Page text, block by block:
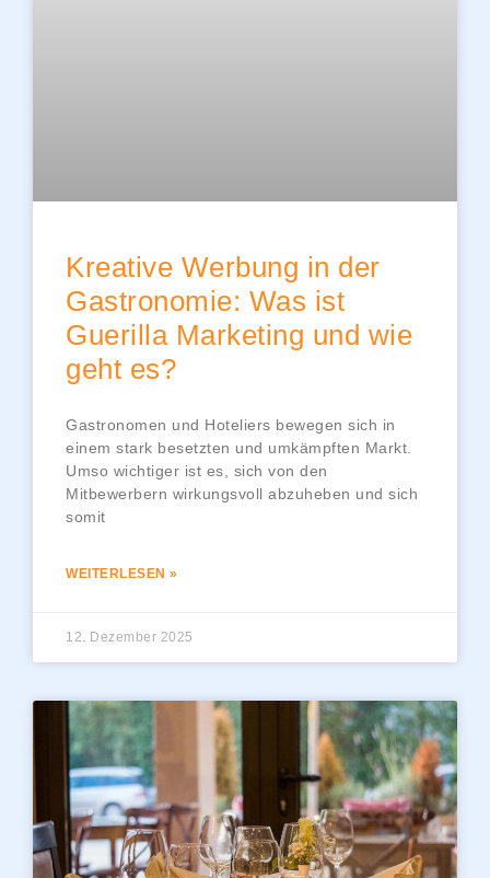
Kreative Werbung in der
Gastronomie: Was ist
Guerilla Marketing und wie
geht es?
Gastronomen und Hoteliers bewegen sich in
einem stark besetzten und umkämpften Markt.
Umso wichtiger ist es, sich von den
Mitbewerbern wirkungsvoll abzuheben und sich
somit
WEITERLESEN »
12. Dezember 2025